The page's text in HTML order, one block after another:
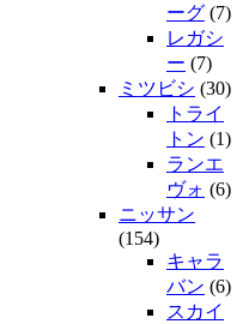
ーグ (7)
レガシ
ー (7)
ミツビシ (30)
トライ
トン (1)
ランエ
ヴォ (6)
ニッサン
(154)
キャラ
バン (6)
スカイ